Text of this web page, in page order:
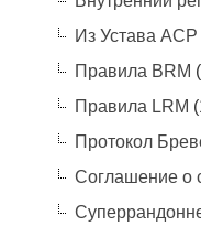
Из Устава АСР
Правила BRM
Правила LRM
Протокол
Соглашение о